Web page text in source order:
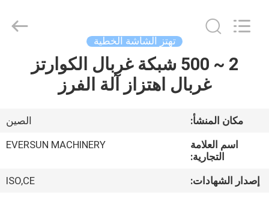
مسكن
عرض
الافتراضي
تهتز الشاشة الخطية
2 ~ 500 شبكة غربال الكوارتز
غربال اهتزاز آلة الفرز
مكان المنشأ:
الصين
اسم العلامة
التجارية:
EVERSUN MACHINERY
إصدار الشهادات:
ISO,CE